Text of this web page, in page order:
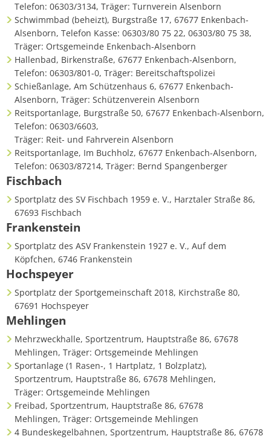
Telefon: 06303/3134, Träger: Turnverein Alsenborn
Schwimmbad (beheizt), Burgstraße 17, 67677 Enkenbach-
Alsenborn, Telefon Kasse: 06303/80 75 22, 06303/80 75 38,
Träger: Ortsgemeinde Enkenbach-Alsenborn
Hallenbad, Birkenstraße, 67677 Enkenbach-Alsenborn,
Telefon: 06303/801-0, Träger: Bereitschaftspolizei
Schießanlage, Am Schützenhaus 6, 67677 Enkenbach-
Alsenborn, Träger: Schützenverein Alsenborn
Reitsportanlage, Burgstraße 50, 67677 Enkenbach-Alsenborn,
Telefon: 06303/6603,
Träger: Reit- und Fahrverein Alsenborn
Reitsportanlage, Im Buchholz, 67677 Enkenbach-Alsenborn,
Telefon: 06303/87214, Träger: Bernd Spangenberger
Fischbach
Sportplatz des SV Fischbach 1959 e. V., Harztaler Straße 86,
67693 Fischbach
Frankenstein
Sportplatz des ASV Frankenstein 1927 e. V., Auf dem
Köpfchen, 6746 Frankenstein
Hochspeyer
Sportplatz der Sportgemeinschaft 2018, Kirchstraße 80,
67691 Hochspeyer
Mehlingen
Mehrzweckhalle, Sportzentrum, Hauptstraße 86, 67678
Mehlingen, Träger: Ortsgemeinde Mehlingen
Sportanlage (1 Rasen-, 1 Hartplatz, 1 Bolzplatz),
Sportzentrum, Hauptstraße 86, 67678 Mehlingen,
Träger: Ortsgemeinde Mehlingen
Freibad, Sportzentrum, Hauptstraße 86, 67678
Mehlingen, Träger: Ortsgemeinde Mehlingen
4 Bundeskegelbahnen, Sportzentrum, Hauptstraße 86, 67678